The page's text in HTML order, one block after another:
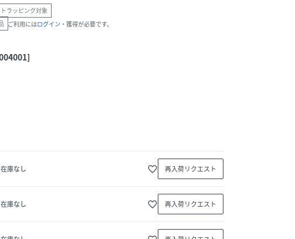
ラッピング対象
ご利用にはログイン ・獲得が必要です。
在庫なし favorite_border 再入荷リクエスト
在庫なし favorite_border 再入荷リクエスト